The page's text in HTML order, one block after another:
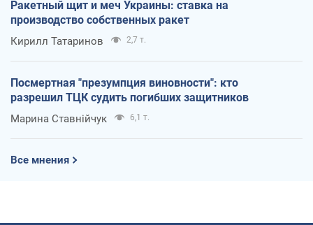
Ракетный щит и меч Украины: ставка на
производство собственных ракет
Кирилл Татаринов 2,7 т.
Посмертная "презумпция виновности": кто
разрешил ТЦК судить погибших защитников
Марина Ставнійчук 6,1 т.
Все мнения